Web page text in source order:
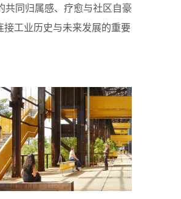
共同归属感、疗愈与社区自豪
接工业历史与未来发展的重要